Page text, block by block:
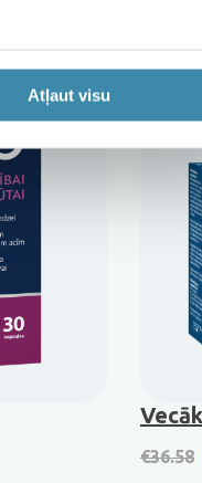
Atļaut visu
€10.79.
€36.58